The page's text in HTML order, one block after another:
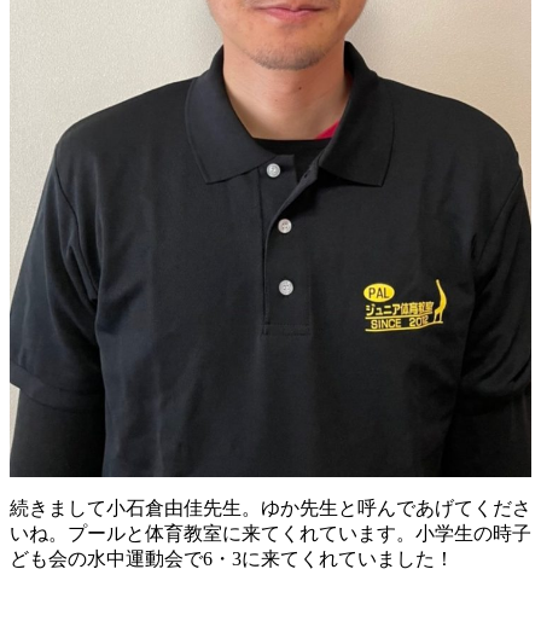
続きまして小石倉由佳先生。ゆか先生と呼んであげてくださ
いね。プールと体育教室に来てくれています。小学生の時子
ども会の水中運動会で6・3に来てくれていました！